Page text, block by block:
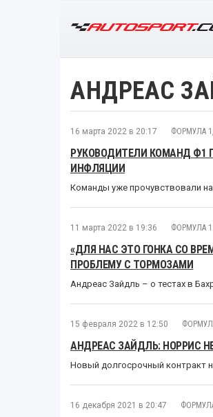
АНДРЕАС
16 марта 2022 в 20:17 ФОРМУЛА 1
РУКОВОДИТЕЛИ КОМАНД Ф1
ИНФЛЯЦИИ
Команды уже прочувствовали
11 марта 2022 в 19:36 ФОРМУЛА 1
«ДЛЯ НАС ЭТО ГОНКА СО
ПРОБЛЕМУ С ТОРМОЗАМИ
Андреас Зайдль – о тестах в
15 февраля 2022 в 12:50
АНДРЕАС ЗАЙДЛЬ: НОРРИС
Новый долгосрочный контракт
16 декабря 2021 в 20:47